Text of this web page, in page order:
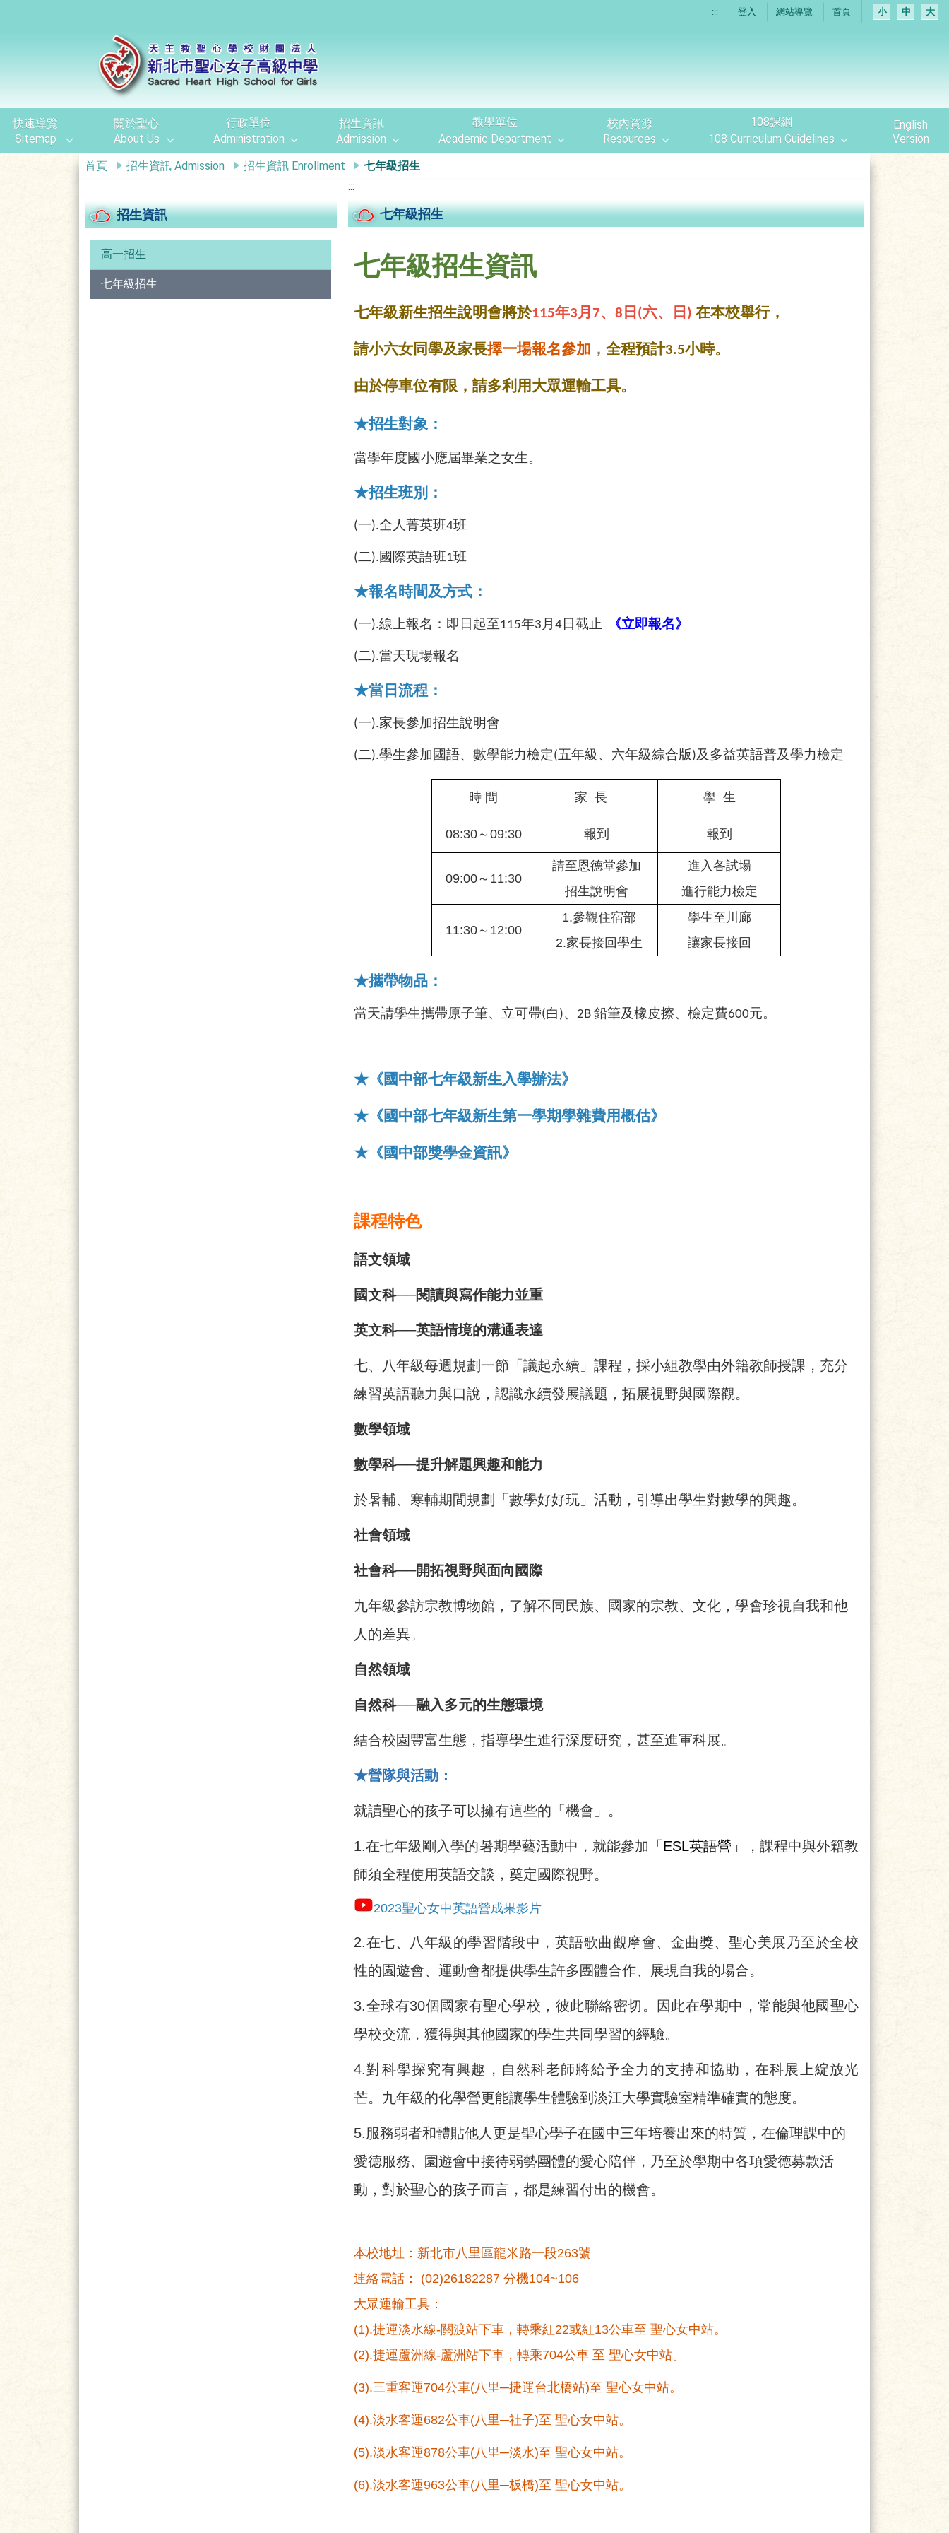
::: 登入 網站導覽 首頁 小 中 大
快速導覽
Sitemap
關於聖心
About Us
行政單位
Administration
招生資訊
Admission
教學單位
Academic Department
校內資源
Resources
108課綱
108 Curriculum Guidelines
English
Version
首頁
招生資訊 Admission 招生資訊 Enrollment 七年級招生
招生資訊
高一招生
七年級招生
:::
七年級招生
七年級招生資訊
七年級新生招生說明會將於115年3月7、8日(六、日)在本校舉行，
請小六女同學及家長擇一場報名參加 ，全程預計3.5小時。
由於停車位有限，請多利用大眾運輸工具。
★招生對象：
當學年度國小應屆畢業之女生。
★招生班別：
(一).全人菁英班4班
(二).國際英語班1班
★報名時間及方式：
(一).線上報名：即日起至115年3月4日截止 《立即報名》
(二).當天現場報名
★當日流程：
(一).家長參加招生說明會
(二).學生參加國語、數學能力檢定(五年級、六年級綜合版)及多益英語普及學力檢定
時 間 家 長 學 生
08:30～09:30 報到 報到
09:00～11:30
請至恩德堂參加
招生說明會
進入各試場
進行能力檢定
11:30～12:00
1.參觀住宿部
2.家長接回學生
學生至川廊
讓家長接回
★攜帶物品：
當天請學生攜帶原子筆、立可帶(白)、2B 鉛筆及橡皮擦、檢定費600元。
★《國中部七年級新生入學辦法》
★《國中部七年級新生第一學期學雜費用概估》
★《國中部獎學金資訊》
課程特色
語文領域
國文科──閱讀與寫作能力並重
英文科──英語情境的溝通表達
七、八年級每週規劃一節「議起永續」課程，採小組教學由外籍教師授課，充分
練習英語聽力與口說，認識永續發展議題，拓展視野與國際觀。
數學領域
數學科──提升解題興趣和能力
於暑輔、寒輔期間規劃「數學好好玩」活動，引導出學生對數學的興趣。
社會領域
社會科──開拓視野與面向國際
九年級參訪宗教博物館，了解不同民族、國家的宗教、文化，學會珍視自我和他
人的差異。
自然領域
自然科──融入多元的生態環境
結合校園豐富生態，指導學生進行深度研究，甚至進軍科展。
★營隊與活動：
就讀聖心的孩子可以擁有這些的「機會」。
1.在七年級剛入學的暑期學藝活動中，就能參加 「ESL英語營」
，課程中與外籍教
師須全程使用英語交談，奠定國際視野。
2023聖心女中英語營成果影片
2.在七、八年級的學習階段中，英語歌曲觀摩會、金曲獎、聖心美展乃至於全校
性的園遊會、運動會都提供學生許多團體合作、展現自我的場合。
3.全球有30個國家有聖心學校，彼此聯絡密切。因此在學期中，常能與他國聖心
學校交流，獲得與其他國家的學生共同學習的經驗。
4.對科學探究有興趣，自然科老師將給予全力的支持和協助，在科展上綻放光
芒。九年級的化學營更能讓學生體驗到淡江大學實驗室精準確實的態度。
5.服務弱者和體貼他人更是聖心學子在國中三年培養出來的特質，在倫理課中的
愛德服務、園遊會中接待弱勢團體的愛心陪伴，乃至於學期中各項愛德募款活
動，對於聖心的孩子而言，都是練習付出的機會。
本校地址：新北市八里區龍米路一段263號
連絡電話： (02)26182287 分機104~106
大眾運輸工具：
(1).捷運淡水線-關渡站下車，轉乘紅22或紅13公車至 聖心女中站。
(2).捷運蘆洲線-蘆洲站下車，轉乘704公車 至 聖心女中站。
(3).三重客運704公車(八里─捷運台北橋站)至 聖心女中站。
(4).淡水客運682公車(八里─社子)至 聖心女中站。
(5).淡水客運878公車(八里─淡水)至 聖心女中站。
(6).淡水客運963公車(八里─板橋)至 聖心女中站。